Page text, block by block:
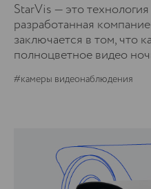
StarVis — это
разработанная
заключается в том, что
полноцветное видео
#камеры видеонаблюдения